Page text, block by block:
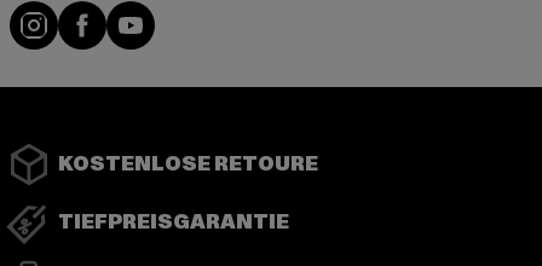
Instagram
FacebookYouTube
KOSTENLOSE RETOURE
TIEFPREISGARANTIE